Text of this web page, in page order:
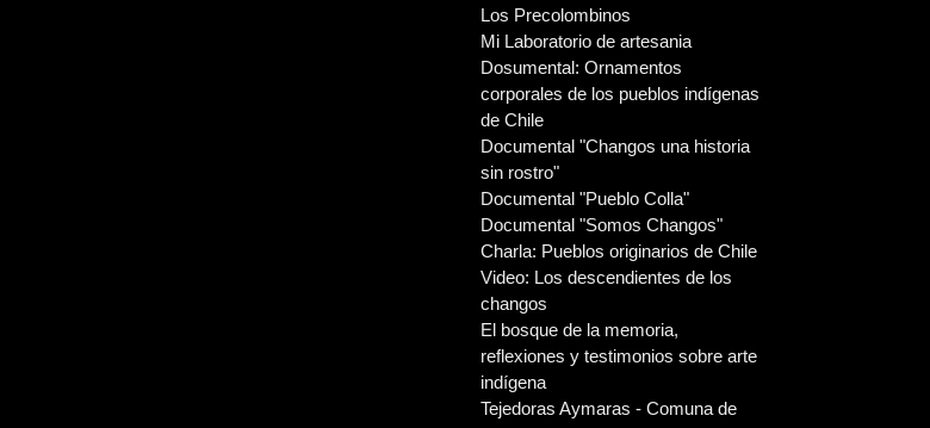
Los Precolombinos
Mi Laboratorio de artesania
Dosumental: Ornamentos
corporales de los pueblos indígenas
de Chile
Documental "Changos una historia
sin rostro"
Documental "Pueblo Colla"
Documental "Somos Changos"
Charla: Pueblos originarios de Chile
Video: Los descendientes de los
changos
El bosque de la memoria,
reflexiones y testimonios sobre arte
indígena
Tejedoras Aymaras - Comuna de